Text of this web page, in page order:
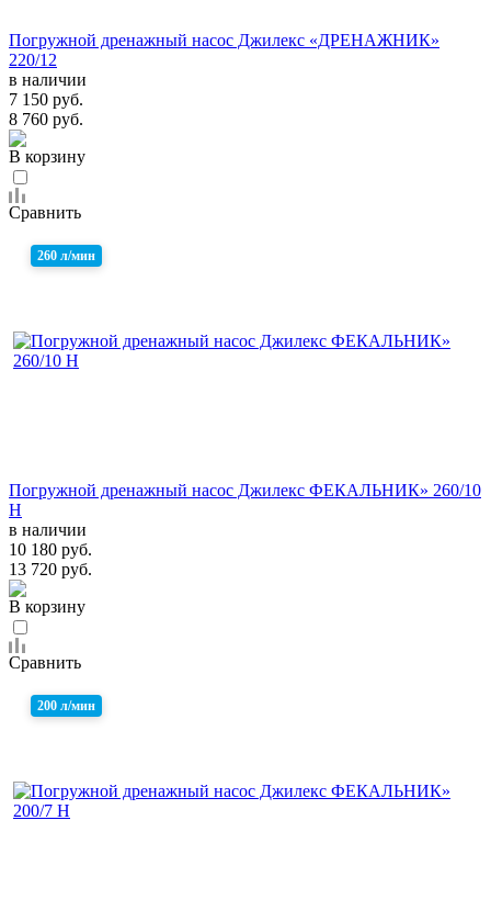
Погружной дренажный насос Джилекс «ДРЕНАЖНИК»
220/12
в наличии
7 150 руб.
8 760 руб.
В корзину
Сравнить
260 л/мин
Погружной дренажный насос Джилекс ФЕКАЛЬНИК» 260/10
Н
в наличии
10 180 руб.
13 720 руб.
В корзину
Сравнить
200 л/мин